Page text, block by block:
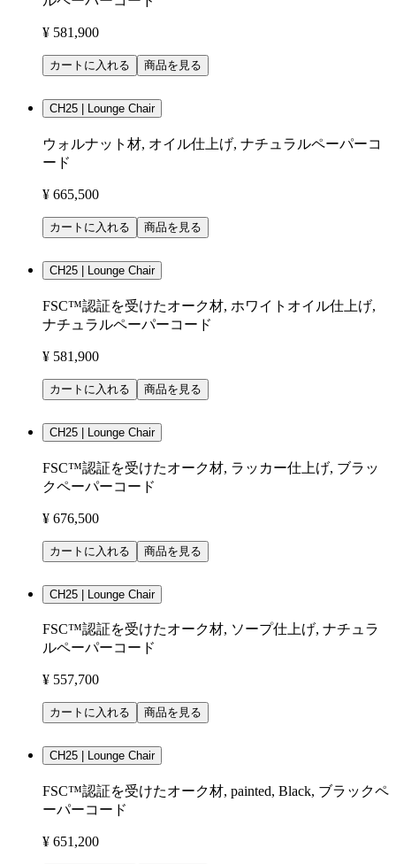
¥ 581,900
カートに入れる 商品を見る
CH25 | Lounge Chair
ウォルナット材, オイル仕上げ, ナチュラルペーパーコ
ード
¥ 665,500
カートに入れる 商品を見る
CH25 | Lounge Chair
FSC™認証を受けたオーク材, ホワイトオイル仕上げ,
ナチュラルペーパーコード
¥ 581,900
カートに入れる 商品を見る
CH25 | Lounge Chair
FSC™認証を受けたオーク材, ラッカー仕上げ, ブラッ
クペーパーコード
¥ 676,500
カートに入れる 商品を見る
CH25 | Lounge Chair
FSC™認証を受けたオーク材, ソープ仕上げ, ナチュラ
ルペーパーコード
¥ 557,700
カートに入れる 商品を見る
CH25 | Lounge Chair
FSC™認証を受けたオーク材, painted, Black, ブラックペ
ーパーコード
¥ 651,200